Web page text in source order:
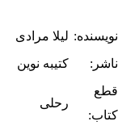
نویسنده: لیلا مرادی
ناشر:
کتیبه نوین
قطع
کتاب:
رحلی